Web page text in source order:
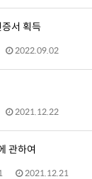
서 획득
2022.09.02
2021.12.22
관하여
2021.12.21